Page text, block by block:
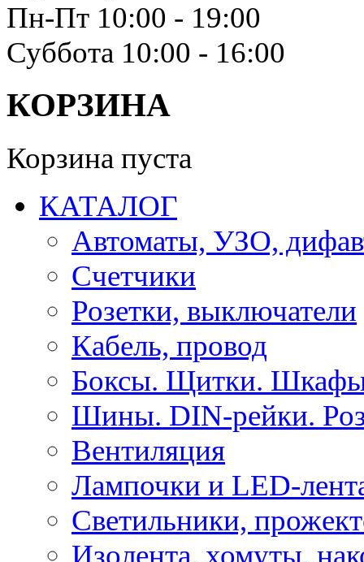
Пн-Пт 10:00 - 19:00
Суббота 10:00 - 16:00
КОРЗИНА
Корзина пуста
КАТАЛОГ
Автоматы, УЗО,
Счетчики
Розетки, выключатели
Кабель, провод
Боксы. Щитки.
Шины. DIN-рейки.
Вентиляция
Лампочки и LED-
Светильники,
Изолента, хомуты,